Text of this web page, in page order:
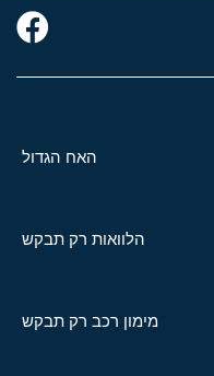
האח הגדול
הלוואות רק תבקש
מימון רכב רק תבקש